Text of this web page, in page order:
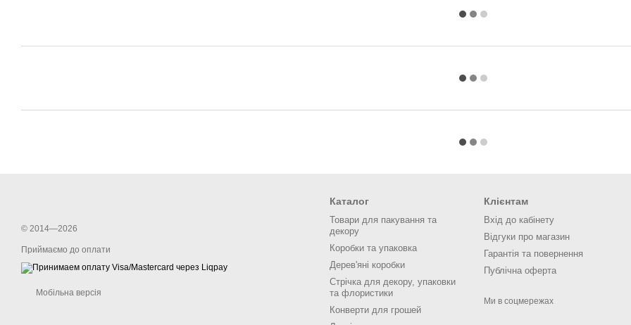
© 2014—2026
Приймаємо до оплати
Мобільна версія
Каталог
Товари для пакування та
декору
Коробки та упаковка
Дерев'яні коробки
Стрічка для декору, упаковки
та флористики
Конверти для грошей
Клієнтам
Вхід до кабінету
Відгуки про магазин
Гарантія та повернення
Публічна оферта
Ми в соцмережах